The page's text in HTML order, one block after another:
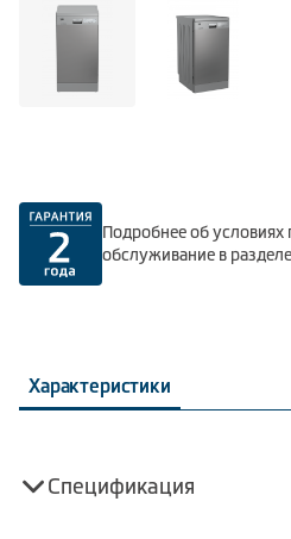
Подробнее об условиях
обслуживание в разделе
Характеристики
Спецификация